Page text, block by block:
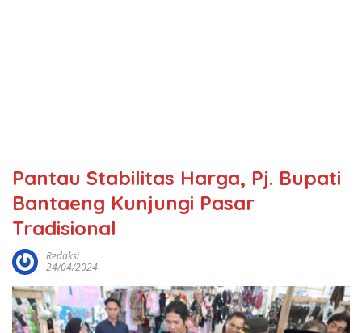
Pantau Stabilitas Harga, Pj. Bupati
Bantaeng Kunjungi Pasar
Tradisional
Redaksi
24/04/2024